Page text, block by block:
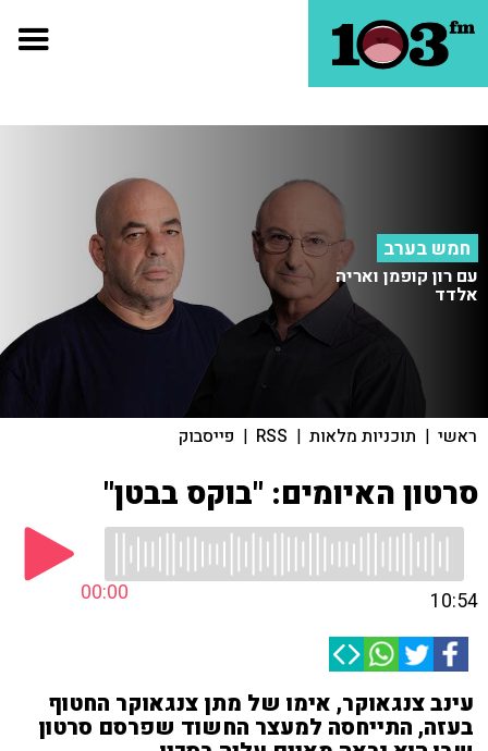
חמש בערב
עם רון קופמן ואריה
אלדד
ראשי | תוכניות מלאות |
RSS
| פייסבוק
סרטון האיומים: "בוקס בבטן"
00:00 10:54
עינב צנגאוקר, אימו של מתן צנגאוקר החטוף
בעזה, התייחסה למעצר החשוד שפרסם סרטון